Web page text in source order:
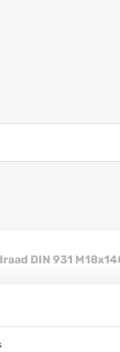
DIN 931
DIN